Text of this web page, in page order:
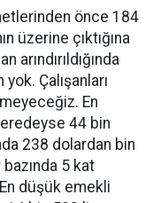
önce 184
üzerine çıktığına
Çalışanları
En
44 bin
238 dolardan bin
bazında 5 kat
düşük emekli